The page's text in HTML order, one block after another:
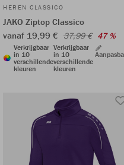
HEREN CLASSICO
JAKO Ziptop Classico
vanaf 19,99 € 37,99 € 47 %
Verkrijgbaar
in 10
verschillende
kleuren
Verkrijgbaar
in 10
verschillende
kleuren